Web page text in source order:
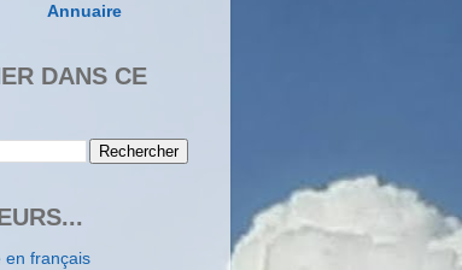
Annuaire
DANS CE
en français